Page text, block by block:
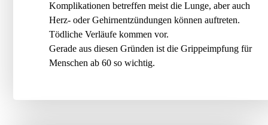
Komplikationen betreffen meist die Lunge, aber auch
Herz- oder Gehirnentzündungen können auftreten.
Tödliche Verläufe kommen vor.
Gerade aus diesen Gründen ist die Grippeimpfung für
Menschen ab 60 so wichtig.